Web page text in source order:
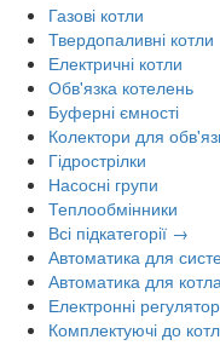
Газові котли
Твердопаливні котли
Електричні котли
Обв'язка котелень
Буферні ємності
Колектори для
Гідрострілки
Насосні групи
Теплообмінники
Всі підкатегорії →
Автоматика для
Автоматика для котла
Електронні
Комплектуючі до